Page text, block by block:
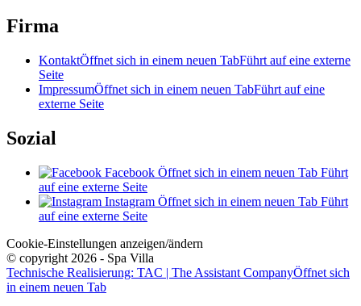
Firma
KontaktÖffnet sich in einem neuen TabFührt auf eine externe
Seite
ImpressumÖffnet sich in einem neuen TabFührt auf eine
externe Seite
Sozial
Facebook Öffnet sich in einem neuen Tab Führt
auf eine externe Seite
Instagram Öffnet sich in einem neuen Tab Führt
auf eine externe Seite
Cookie-Einstellungen anzeigen/ändern
© copyright 2026 - Spa Villa
Technische Realisierung: TAC | The Assistant CompanyÖffnet sich
in einem neuen Tab